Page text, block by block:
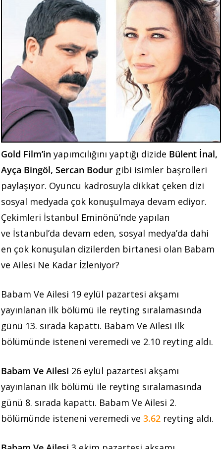
Gold Film’in yapımcılığını yaptığı dizide Bülent İnal,
Ayça Bingöl, Sercan Bodur gibi isimler başrolleri
paylaşıyor. Oyuncu kadrosuyla dikkat çeken dizi
sosyal medyada çok konuşulmaya devam ediyor.
Çekimleri İstanbul Eminönü’nde yapılan
ve İstanbul’da devam eden, sosyal medya’da dahi
en çok konuşulan dizilerden birtanesi olan Babam
ve Ailesi Ne Kadar İzleniyor?
Babam Ve Ailesi 19 eylül pazartesi akşamı
yayınlanan ilk bölümü ile reyting sıralamasında
günü 13. sırada kapattı. Babam Ve Ailesi ilk
bölümünde isteneni veremedi ve 2.10 reyting aldı.
Babam Ve Ailesi 26 eylül pazartesi akşamı
yayınlanan ilk bölümü ile reyting sıralamasında
günü 8. sırada kapattı. Babam Ve Ailesi 2.
bölümünde isteneni veremedi ve 3.62 reyting aldı.